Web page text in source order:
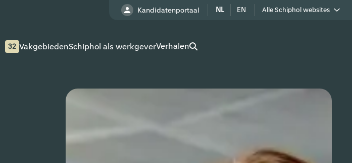
Kandidatenportaal NL EN Alle Schiphol websites
32 VakgebiedenSchiphol als werkgeverVerhalen